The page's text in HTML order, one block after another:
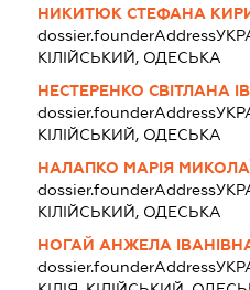
НИКИТЮК СТЕФАНА
dossier.founderAddress
КІЛІЙСЬКИЙ, ОДЕСЬКА
НЕСТЕРЕНКО СВІТЛАНА
dossier.founderAddress
КІЛІЙСЬКИЙ, ОДЕСЬКА
НАЛАПКО МАРІЯ
dossier.founderAddress
КІЛІЙСЬКИЙ, ОДЕСЬКА
НОГАЙ АНЖЕЛА
dossier.founderAddress